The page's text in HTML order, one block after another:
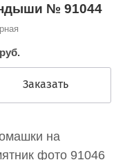
№ 91044
Заказать